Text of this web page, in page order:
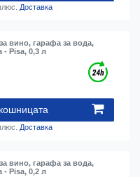
Доставка
вино, гарафа за вода,
- Pisa, 0,3 л
Доставка
вино, гарафа за вода,
- Pisa, 0,2 л